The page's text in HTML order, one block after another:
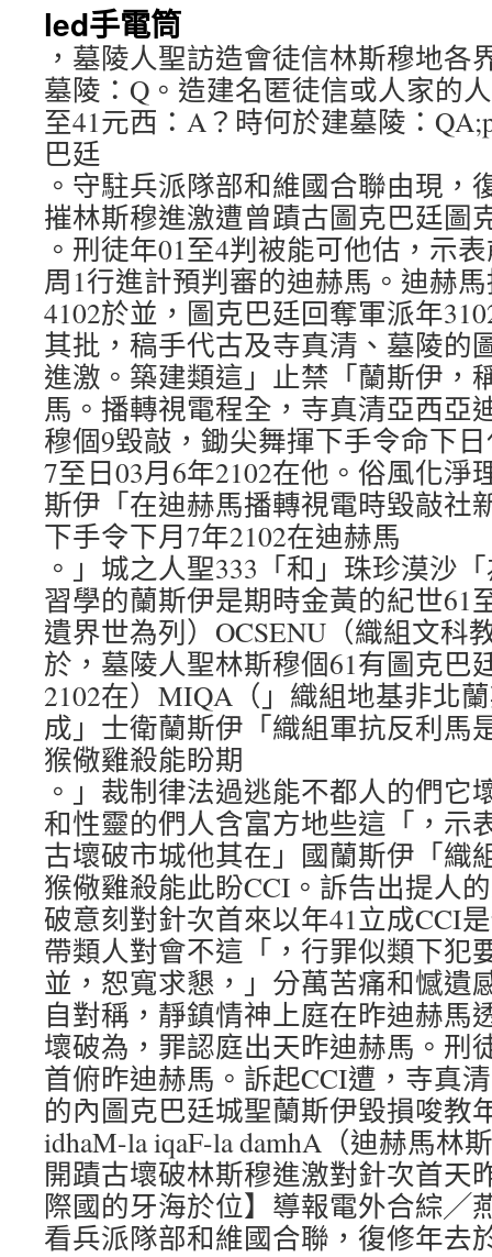
led手電筒
，墓陵人聖訪造會徒信林斯穆地各
墓陵：Q。造建名匿徒信或人家的
至41元西：A？時何於建墓陵：
巴廷
。守駐兵派隊部和維國合聯由現，
摧林斯穆進激遭曾蹟古圖克巴廷圖
。刑徒年01至4判被能可他估，示
周1行進計預判審的迪赫馬。迪赫
4102於並，圖克巴廷回奪軍派年
其批，稿手代古及寺真清、墓陵的
進激。築建類這」止禁「蘭斯伊，
馬。播轉視電程全，寺真清亞西亞
穆個9毀敲，鋤尖舞揮下手令命下
7至日03月6年2102在他。俗風化淨
斯伊「在迪赫馬播轉視電時毀敲社
下手令下月7年2102在迪赫馬
。」城之人聖333「和」珠珍漠沙
習學的蘭斯伊是期時金黃的紀世61
遺界世為列）OCSENU（織組文科
於，墓陵人聖林斯穆個61有圖克巴
2102在）MIQA（」織組地基非北
成」士衛蘭斯伊「織組軍抗反利馬
猴儆雞殺能盼期
。」裁制律法過逃能不都人的們它
和性靈的們人含富方地些這「，示
古壞破市城他其在」國蘭斯伊「織
猴儆雞殺能此盼CCI。訴告出提人
破意刻對針次首來以年41立成CCI
帶類人對會不這「，行罪似類下犯
並，恕寬求懇，」分萬苦痛和憾遺
自對稱，靜鎮情神上庭在昨迪赫馬
壞破為，罪認庭出天昨迪赫馬。刑
首俯昨迪赫馬。訴起CCI遭，寺真
的內圖克巴廷城聖蘭斯伊毀損唆教
idhaM-la iqaF-la damhA（迪赫馬林
開蹟古壞破林斯穆進激對針次首天
際國的牙海於位】導報電外合綜╱
看兵派隊部和維國合聯，復修年去